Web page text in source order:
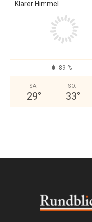
Klarer Himmel
89 %
SA.
29°
SO.
33°